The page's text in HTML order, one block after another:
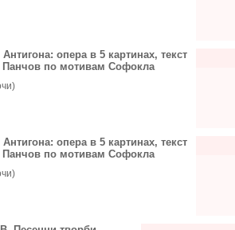
опера в 5 картинах, текст
по мотивам Софокла
опера в 5 картинах, текст
по мотивам Софокла